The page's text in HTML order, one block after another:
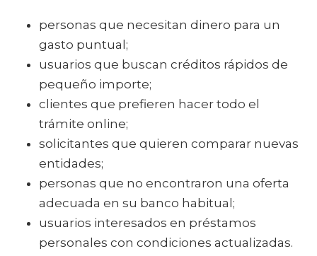
personas que necesitan dinero para un
gasto puntual;
usuarios que buscan créditos rápidos de
pequeño importe;
clientes que prefieren hacer todo el
trámite online;
solicitantes que quieren comparar nuevas
entidades;
personas que no encontraron una oferta
adecuada en su banco habitual;
usuarios interesados en préstamos
personales con condiciones actualizadas.